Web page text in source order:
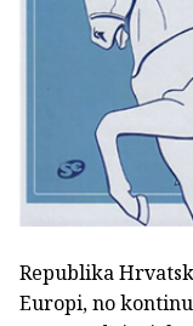
Republika
Europi, no